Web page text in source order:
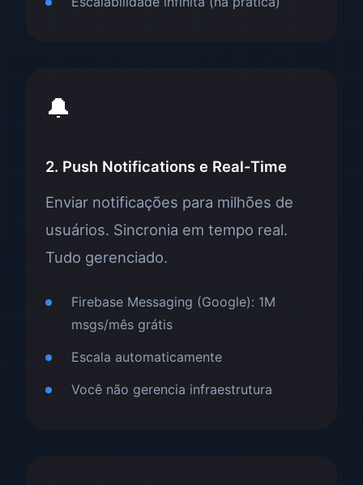
🔔
2. Push Notifications e Real-Time
Enviar notificações para milhões de
usuários. Sincronia em tempo real.
Tudo gerenciado.
Firebase Messaging (Google): 1M
msgs/mês grátis
Escala automaticamente
Você não gerencia infraestrutura